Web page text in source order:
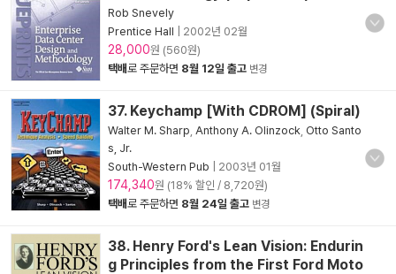
Rob Snevely
Prentice Hall
2002년 02월
28,000원 (560원)
택배로 주문하면 8월 12일 출고 변경
37. Keychamp [With CDROM] (Spiral)
Walter M. Sharp Anthony A. Olinzock Otto Santo
s, Jr.
South-Western Pub
2003년 01월
174,340원 (18% 할인 / 8,720원)
택배로 주문하면 8월 24일 출고 변경
38. Henry Ford's Lean Vision: Endurin
g Principles from the First Ford Moto